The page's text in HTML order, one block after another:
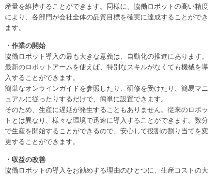
産量を維持することができます。同様に、協働ロボットの高い精度
により、各部門が会社全体の品質目標を確実に達成することができ
ます。
・作業の開始
協働ロボット導入の最も大きな意義は、自動化の推進にあります。
最新のロボットアームを使えば、特別なスキルがなくても機械を導
入することができます。
簡単なオンラインガイドを参照したり、研修を受けたり、簡易マニ
ュアルに従ったりするだけで、簡単に設置できます。
そのため、生産に遅延が発生することもありません。従来のロボッ
トとは異なり、様々な環境で迅速に導入することができます。数分
で生産を開始することができるので、安心して役割の割り当てを変
更することができます。
・収益の改善
協働ロボットの導入をお勧めする理由のひとつに、生産コストの大